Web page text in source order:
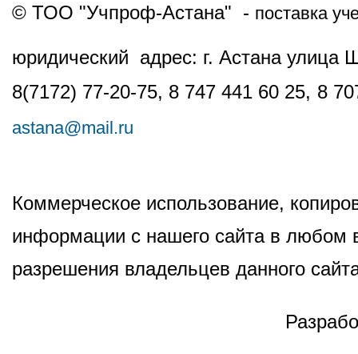
© ТОО "Учпроф-Астана" - поставка
юридический адрес: г. Астана
8(7172) 77-20-75, 8 747 441 60 25, 8
astana@mail.ru
Коммерческое использование,
информации с нашего сайта в любом
разрешения владельцев данного